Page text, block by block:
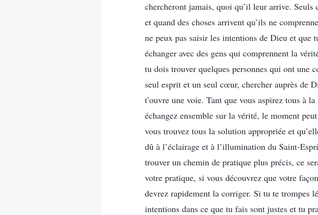
chercheront jamais, quoi qu’il leur arrive.
et quand des choses arrivent qu’ils ne
ne peux pas saisir les intentions de Dieu et que
échanger avec des gens qui comprennent la
tu dois trouver quelques personnes qui ont une
seul esprit et un seul cœur, chercher auprès de
t’ouvre une voie. Tant que vous aspirez tous à
échangez ensemble sur la vérité, le moment
vous trouvez tous la solution appropriée et
dû à l’éclairage et à l’illumination du Saint-
trouver un chemin de pratique plus précis, ce
votre pratique, si vous découvrez que votre
devrez rapidement la corriger. Si tu te trompes
intentions dans ce que tu fais sont justes et tu